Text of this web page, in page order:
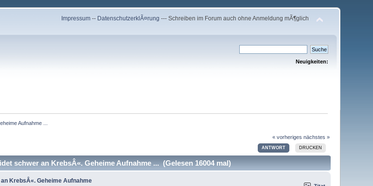
Impressum -- DatenschutzerklÃ¤rung --- Schreiben im Forum auch ohne Anmeldung mÃ¶glich
Neuigkeiten:
Aufnahme ...
« vorheriges nächstes »
ANTWORT DRUCKEN
schwer an KrebsÂ«. Geheime Aufnahme ... (Gelesen 16004 mal)
KrebsÂ«. Geheime Aufnahme